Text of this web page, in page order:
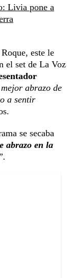
Livia pone a
este le
el set de La Voz
abrazo de
a sentir
se secaba
abrazo en la